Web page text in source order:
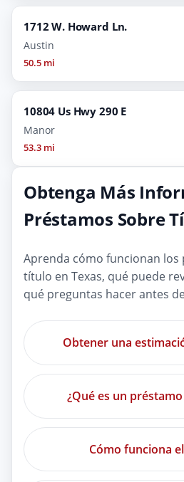
1712 W. Howard Ln.
Austin
50.5 mi
10804 Us Hwy 290 E
Manor
53.3 mi
Obtenga Más
Préstamos Sobre
Aprenda cómo funcionan
título en Texas, qué puede
qué preguntas hacer antes
Obtener una
¿Qué es un
Cómo funciona